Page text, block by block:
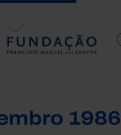
1986